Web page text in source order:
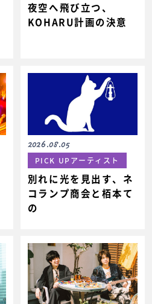
夜空へ飛び立つ、
KOHARU計画の決意
2026.08.05
PICK UPアーティスト
別れに光を見出す、ネ
コランプ商会と栢本て
の